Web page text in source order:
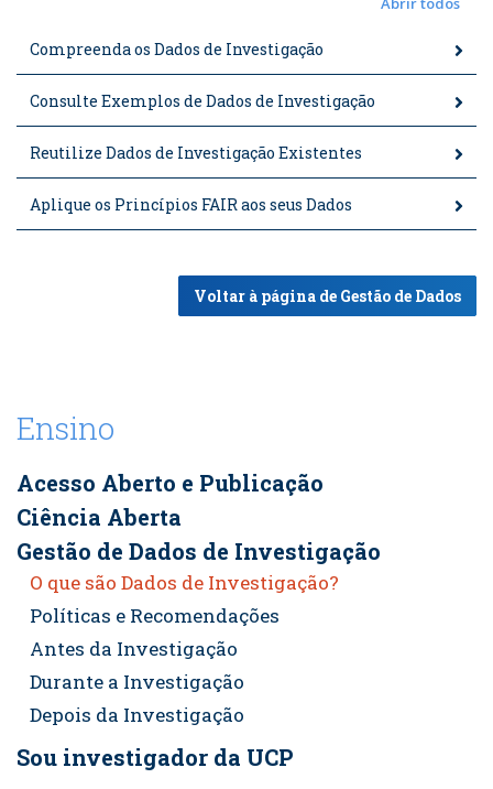
Compreenda os Dados de Investigação
Consulte Exemplos de Dados de Investigação
Reutilize Dados de Investigação Existentes
Aplique os Princípios FAIR aos seus Dados
Voltar à página de Gestão de Dados
Ensino
Acesso Aberto e Publicação
Ciência Aberta
Gestão de Dados de Investigação
O que são Dados de Investigação?
Políticas e Recomendações
Antes da Investigação
Durante a Investigação
Depois da Investigação
Sou investigador da UCP